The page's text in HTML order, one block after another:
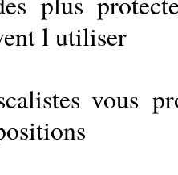
l utiliser
vous